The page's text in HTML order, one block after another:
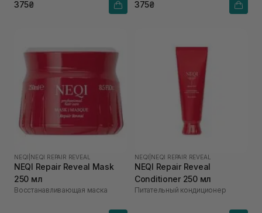
375₴ 375₴
NEQI NEQI REPAIR REVEAL
NEQI Repair Reveal Mask
250 мл
Восстанавливающая маска
NEQI NEQI REPAIR REVEAL
NEQI Repair Reveal
Conditioner 250 мл
Питательный кондиционер